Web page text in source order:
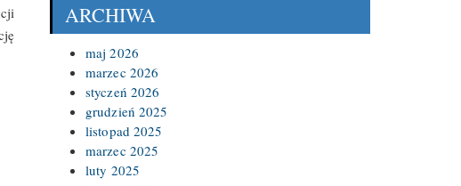
ARCHIWA
maj 2026
marzec 2026
styczeń 2026
grudzień 2025
listopad 2025
marzec 2025
luty 2025